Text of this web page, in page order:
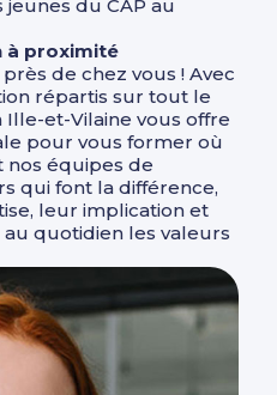
du CAP au
à proximité
de chez vous ! Avec
répartis sur tout le
Ille-et-Vilaine vous offre
pour vous former où
nos équipes de
qui font la différence,
leur implication et
quotidien les valeurs